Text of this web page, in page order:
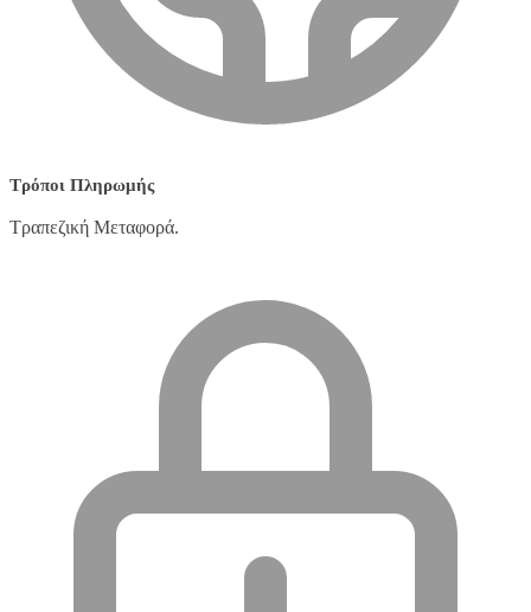
Τρόποι Πληρωμής
Τραπεζική Μεταφορά.